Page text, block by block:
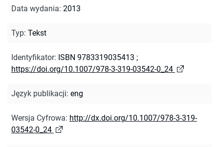
Data wydania: 2013
Typ: Tekst
Identyfikator: ISBN 9783319035413 ;
https://doi.org/10.1007/978-3-319-03542-0_24
Język publikacji: eng
Wersja Cyfrowa: http://dx.doi.org/10.1007/978-3-319-
03542-0_24